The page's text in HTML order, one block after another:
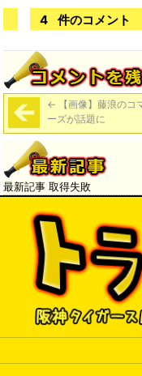
4 件のコメント
← 【画像】藤浪のコ
ーズが話題に
最新記事 取得失敗